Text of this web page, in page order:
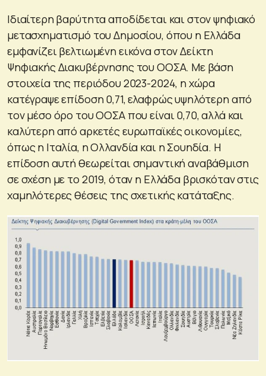
Ιδιαίτερη βαρύτητα αποδίδεται και στον ψηφιακό
μετασχηματισμό του Δημοσίου, όπου η Ελλάδα
εμφανίζει βελτιωμένη εικόνα στον Δείκτη
Ψηφιακής Διακυβέρνησης του ΟΟΣΑ. Με βάση
στοιχεία της περιόδου 2023-2024, η χώρα
κατέγραψε επίδοση 0,71, ελαφρώς υψηλότερη από
τον μέσο όρο του ΟΟΣΑ που είναι 0,70, αλλά και
καλύτερη από αρκετές ευρωπαϊκές οικονομίες,
όπως η Ιταλία, η Ολλανδία και η Σουηδία. Η
επίδοση αυτή θεωρείται σημαντική αναβάθμιση
σε σχέση με το 2019, όταν η Ελλάδα βρισκόταν στις
χαμηλότερες θέσεις της σχετικής κατάταξης.